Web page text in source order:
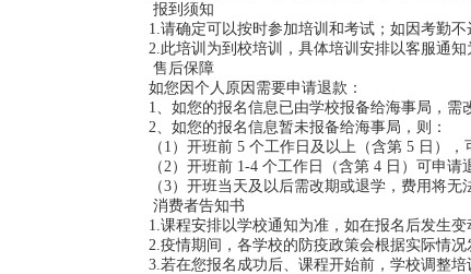
报到须知
1.请确定可以按时参加培训和考试；如因考勤
2.此培训为到校培训，具体培训安排以客服通知
售后保障
如您因个人原因需要申请退款：
1、如您的报名信息已由学校报备给海事局，需
2、如您的报名信息暂未报备给海事局，则：
（1）开班前 5 个工作日及以上（含第 5 日），
（2）开班前 1-4 个工作日（含第 4 日）可申
（3）开班当天及以后需改期或退学，费用将无
消费者告知书
1.课程安排以学校通知为准，如在报名后发生
2.疫情期间，各学校的防疫政策会根据实际情
3.若在您报名成功后、课程开始前，学校调整